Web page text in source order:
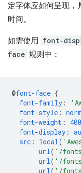
定字体应如何呈现，
时间。
如需使用 font-
face 规则中：
@font-face {
font-family :
font-style :
font-weight : 400
font-display :
src : local (
url ( '/
url ( '/
url ( '/